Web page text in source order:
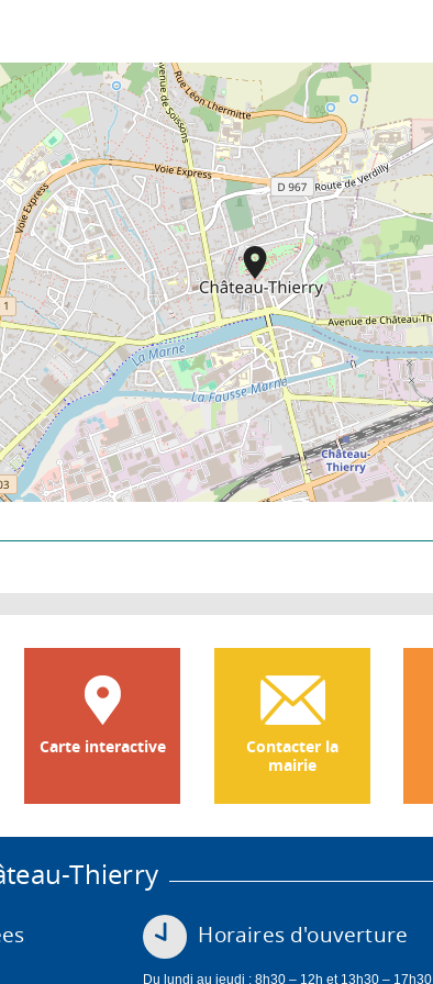
Carte interactive
Contacter la
mairie
Thierry
Horaires d'ouverture
Du lundi au jeudi : 8h30 – 12h et 13h30 – 17h30